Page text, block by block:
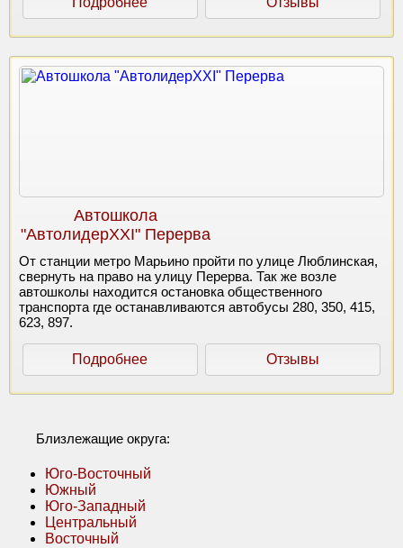
Автошкола
"АвтолидерХХI" Перерва
От станции метро Марьино пройти по улице Люблинская,
свернуть на право на улицу Перерва. Так же возле
автошколы находится остановка общественного
транспорта где останавливаются автобусы 280, 350, 415,
623, 897.
Подробнее Отзывы
Близлежащие округа:
Юго-Восточный
Южный
Юго-Западный
Центральный
Восточный